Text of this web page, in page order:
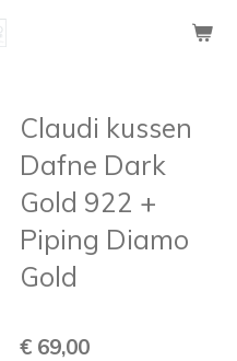
Claudi kussen
Dafne Dark
Gold 922 +
Piping Diamo
Gold
€ 69,00